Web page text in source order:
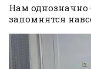
Нам однозначно
запомнятся